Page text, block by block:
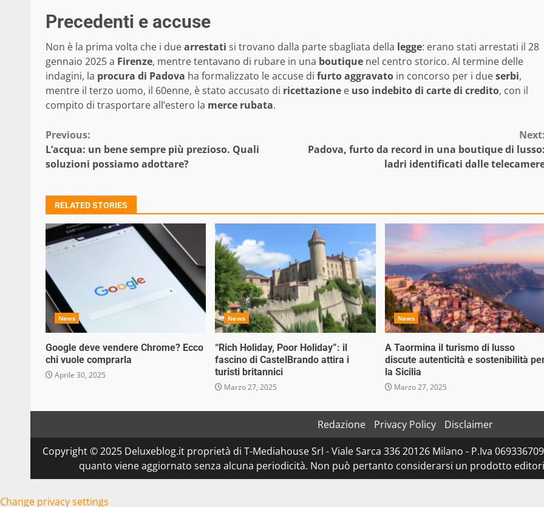
Precedenti e accuse
Non è la prima volta che i duearrestati si trovano dalla parte sbagliata della legge: erano stati arrestati il 28
gennaio 2025 a Firenze, mentre tentavano di rubare in una boutique nel centro storico. Al termine delle
indagini, la procura di Padova ha formalizzato le accuse di furto aggravato in concorso per i dueserbi,
mentre il terzo uomo, il 60enne, è stato accusato di ricettazione e uso indebito di carte di credito, con il
compito di trasportare all’estero la merce rubata.
Continue
Reading
Previous:
L’acqua: un bene sempre più prezioso. Quali
soluzioni possiamo adottare?
Padova, furto da record in una boutique di
ladri identificati dalle
RELATED STORIES
News
Google deve vendere Chrome? Ecco
chi vuole comprarla
Aprile 30, 2025
News
“Rich Holiday, Poor Holiday”: il
fascino di CastelBrando attira i
turisti britannici
Marzo 27, 2025
News
A Taormina il turismo di lusso
discute autenticità e sostenibilità
la Sicilia
Marzo 27, 2025
Redazione Privacy Policy
Disclaimer
Copyright © 2025 Deluxeblog.it proprietà di T-Mediahouse Srl - Viale Sarca 336 20126 Milano - P.Iva
quanto viene aggiornato senza alcuna periodicità. Non può pertanto considerarsi un prodotto
Change privacy settings